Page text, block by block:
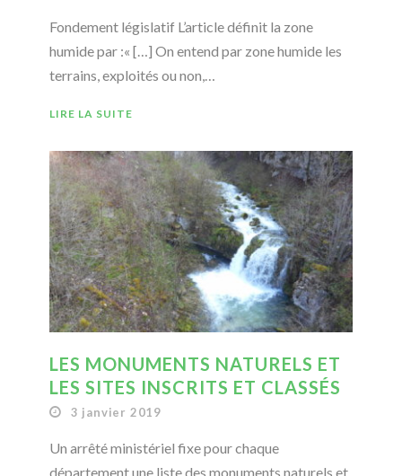
Fondement législatif L’article définit la zone
humide par :« […] On entend par zone humide les
terrains, exploités ou non,…
LIRE LA SUITE
LES MONUMENTS NATURELS ET
LES SITES INSCRITS ET CLASSÉS
3 janvier 2019
Un arrêté ministériel fixe pour chaque
département une liste des monuments naturels et